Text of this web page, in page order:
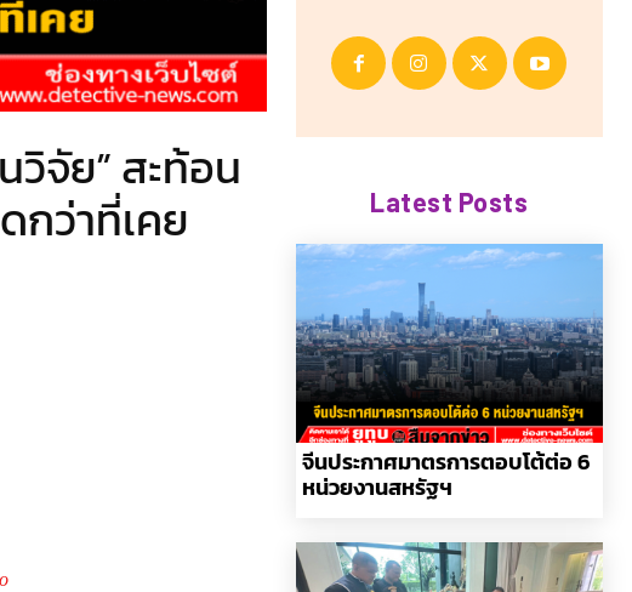
วิจัย” สะท้อน
กว่าที่เคย Latest Posts
จีนประกาศมาตรการตอบโต้ต่อ 6
หน่วยงานสหรัฐฯ